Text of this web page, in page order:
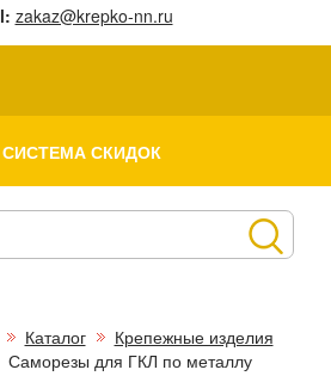
zakaz@krepko-nn.ru
СИСТЕМА СКИДОК
Каталог
Крепежные изделия
Саморезы для ГКЛ по металлу